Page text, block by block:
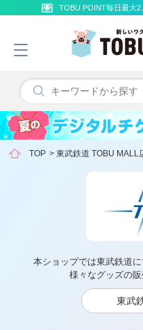
TOBU POINT毎日最大
TOP > 東武鉄道 TOBU MALL
本ショップでは東武鉄道
様々なグッズの販
東武